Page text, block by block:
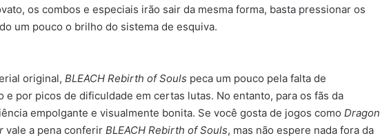
os combos e especiais irão sair da mesma forma, basta pressionar os
um pouco o brilho do sistema de esquiva.
original, BLEACH Rebirth of Souls peca um pouco pela falta de
e por picos de dificuldade em certas lutas. No entanto, para os fãs da
empolgante e visualmente bonita. Se você gosta de jogos como Dragon
vale a pena conferir BLEACH Rebirth of Souls, mas não espere nada fora da